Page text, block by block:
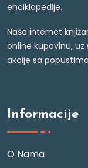
enciklopedije.
Naša internet
online kupovinu, uz
akcije sa
Informacije
O Nama